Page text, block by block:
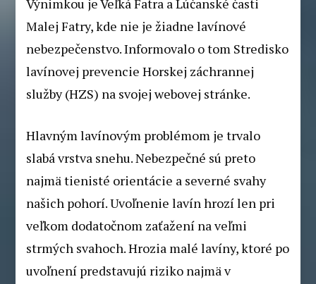
Výnimkou je Veľká Fatra a Lúčanské časti
Malej Fatry, kde nie je žiadne lavínové
nebezpečenstvo. Informovalo o tom Stredisko
lavínovej prevencie Horskej záchrannej
služby (HZS) na svojej webovej stránke.
Hlavným lavínovým problémom je trvalo
slabá vrstva snehu. Nebezpečné sú preto
najmä tienisté orientácie a severné svahy
našich pohorí. Uvoľnenie lavín hrozí len pri
veľkom dodatočnom zaťažení na veľmi
strmých svahoch. Hrozia malé lavíny, ktoré po
uvoľnení predstavujú riziko najmä v